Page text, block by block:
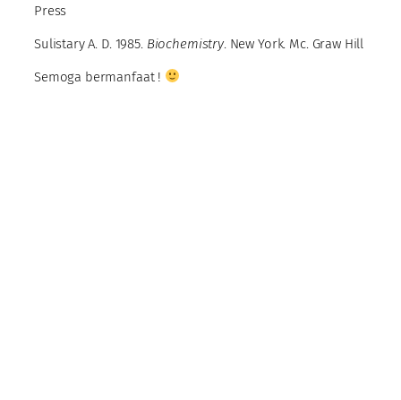
Press
Sulistary A. D. 1985. Biochemistry. New York. Mc. Graw Hill
Semoga bermanfaat !